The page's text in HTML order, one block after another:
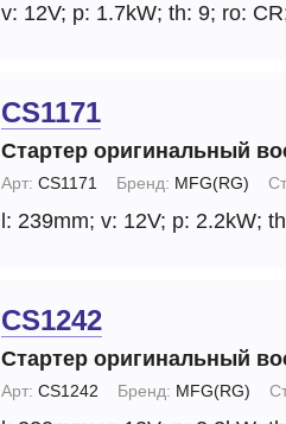
v: 12V; p: 1.7kW; th: 9; ro:
CS1171
Стартер оригинальный
Арт: CS1171 Бренд: MFG(RG)
l: 239mm; v: 12V; p: 2.2kW;
CS1242
Стартер оригинальный
Арт: CS1242 Бренд: MFG(RG)